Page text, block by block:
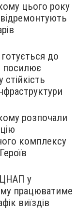
цього року
до
посилює
стійкість
розпочали
комплексу
у
працюватиме
виїздів